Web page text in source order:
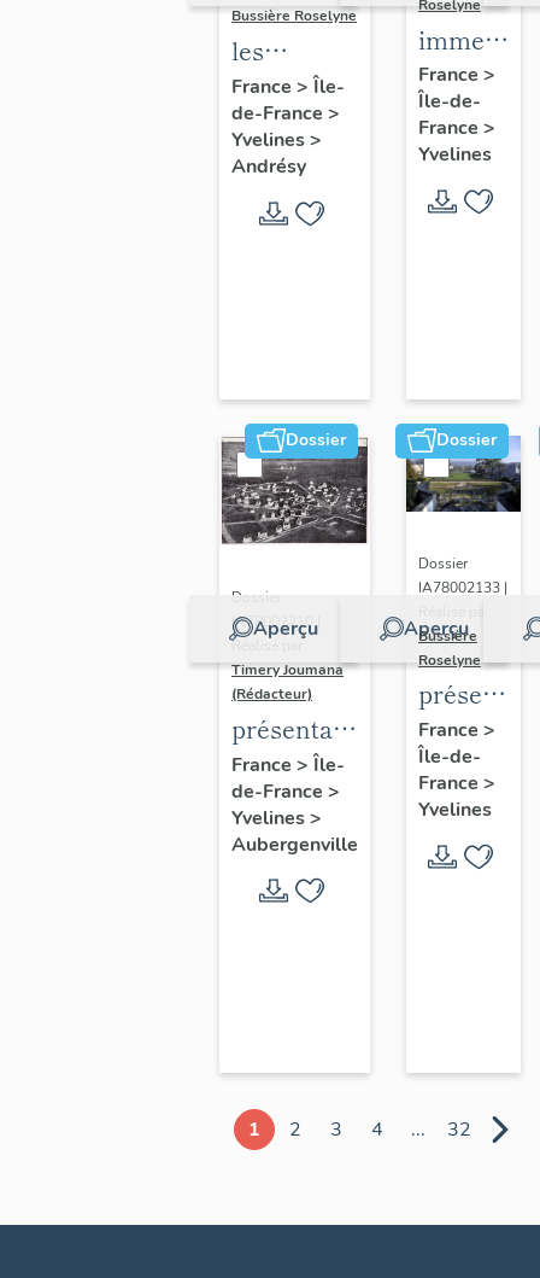
Bussière Roselyne
les
immeubles,
maisons et
fermes du
canton
d'Andrésy
France > Île-
de-France >
Yvelines>
Andrésy
Roselyne
maisons,
fermes
France >
Île-de-
France >
Yvelines
Dossier
Aperçu
Dossier
IA78002210 |
Réalisé par
Timery Joumana
(Rédacteur)
présentation
de l'étude
d'Elisabethville
France > Île-
de-France >
Yvelines>
Aubergenville
Dossier
Aperçu
Dossier
IA78002133 |
Bussière
Roselyne
du
diagnostic
et
France >
Île-de-
France >
Yvelines
1 2 3 4 ... 32